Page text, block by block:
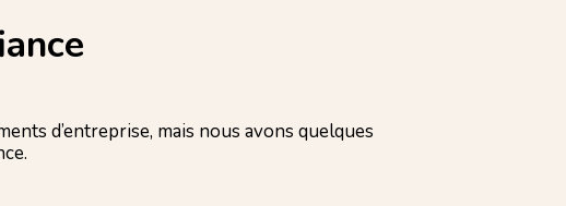
d’entreprise, mais nous avons quelques